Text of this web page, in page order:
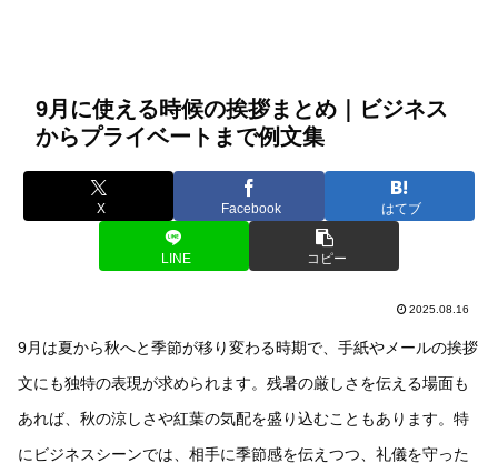
9月に使える時候の挨拶まとめ｜ビジネス
からプライベートまで例文集
X Facebook はてブ
LINE コピー
2025.08.16
9月は夏から秋へと季節が移り変わる時期で、手紙やメールの挨拶
文にも独特の表現が求められます。残暑の厳しさを伝える場面も
あれば、秋の涼しさや紅葉の気配を盛り込むこともあります。特
にビジネスシーンでは、相手に季節感を伝えつつ、礼儀を守った